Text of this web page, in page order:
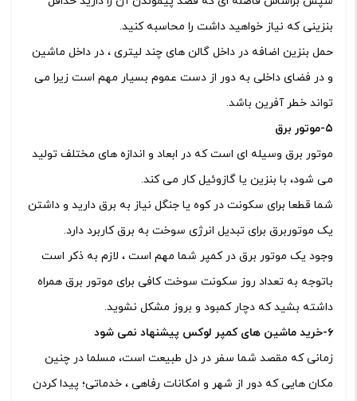
بنزینی که نیاز خواهید داشت را محاسبه کنید.
حمل بنزین اضافه در داخل گالن های چند لیتری ، در داخل ماشین
و در فضای داخلی به دور از دست عموم بسیار مهم است زیرا می
تواند خطر آفرین باشد.
۵-موتور برق
موتور برق وسیله ای است که در ابعاد و اندازه های مختلف تولید
می شود، با بنزین یا گازوئیل کار می کند.
شما قطعا برای سکونت در کوه یا جنگل نیاز به برق دارید و داشتن
یک موتوربرق برای تبدیل انرژی سوخت به برق کاربرد دارد.
وجود یک موتور برق در کمپر شما مهم است ، لازم به ذکر است
باتوجه به تعداد روز سکونت سوخت کافی برای موتور برق همراه
داشته بشید که دچار کمبود و بروز مشکل نشوید.
۶-خرید ماشین های کمپر لوکس پیشنهاد نمی شود
زمانی که مقصد شما سفر در دل طبیعت است، مسلما در چنین
مکان هایی که دور از شهر و امکانات رفاهی ، خدماتی؛ پیدا کردن